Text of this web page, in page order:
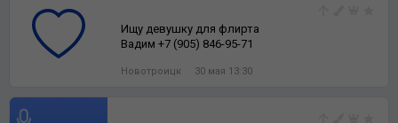
Ищу девушку для флирта
Вадим +7 (905) 846-95-71
Новотроицк 30 мая 13:30